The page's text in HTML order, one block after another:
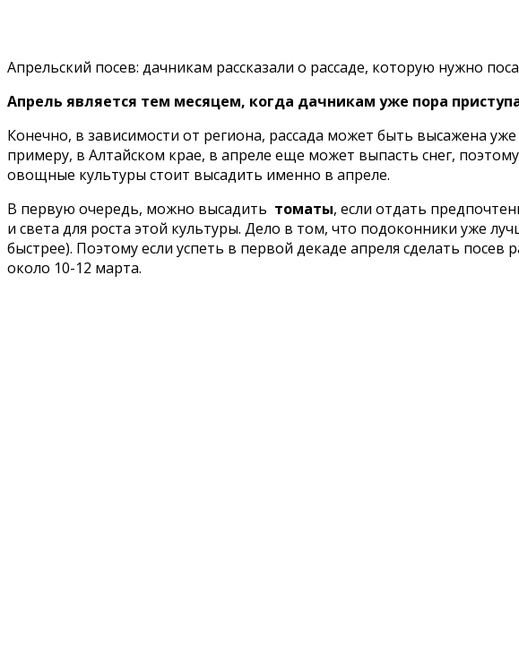
Апрельский посев: дачникам рассказали о рассаде, которую нужно
Апрель является тем месяцем, когда дачникам уже пора
Конечно, в зависимости от региона, рассада может быть высажена
примеру, в Алтайском крае, в апреле еще может выпасть снег,
овощные культуры стоит высадить именно в апреле.
В первую очередь, можно высадить томаты, если отдать
и света для роста этой культуры. Дело в том, что подоконники уже
быстрее). Поэтому если успеть в первой декаде апреля сделать
около 10-12 марта.